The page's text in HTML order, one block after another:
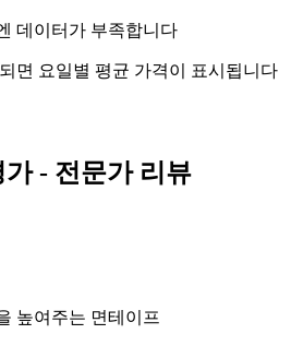
데이터가 부족합니다
면 요일별 평균 가격이 표시됩니다
가 - 전문가 리뷰
높여주는 면테이프